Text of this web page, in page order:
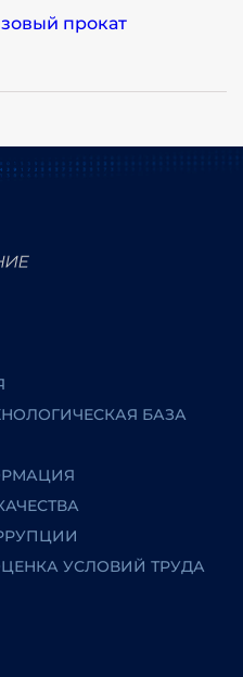
прокат
БАЗА
УСЛОВИЙ ТРУДА